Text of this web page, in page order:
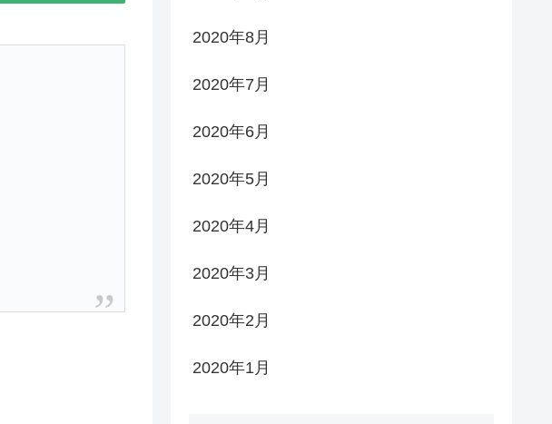
2020年8月
2020年7月
2020年6月
2020年5月
2020年4月
2020年3月
2020年2月
2020年1月